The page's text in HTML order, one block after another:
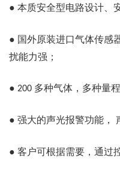
● 本质安全型电路设计、
● 国外原装进口气体传感
扰能力强；
● 200 多种气体，多种量
● 强大的声光报警功能，
● 客户可根据需要，通过